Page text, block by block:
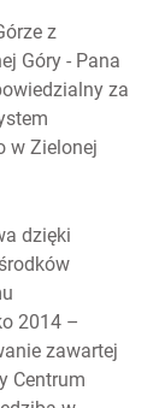
z
Góry - Pana
za
w Zielonej
dzięki
2014 –
zawartej
Centrum